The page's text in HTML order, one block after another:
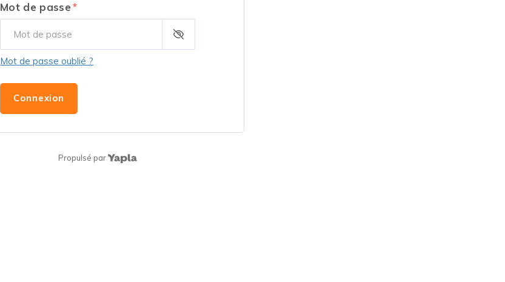
Mot de passe
Mot de passe oublié ?
Connexion
Propulsé par